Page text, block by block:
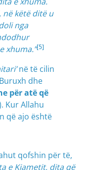
në këtë ditë u
nga
xhuma.”[5]
në të cilin
dhe
për atë që
Kur Allahu
që ajo është
qofshin për të,
e Kiametit, dita që